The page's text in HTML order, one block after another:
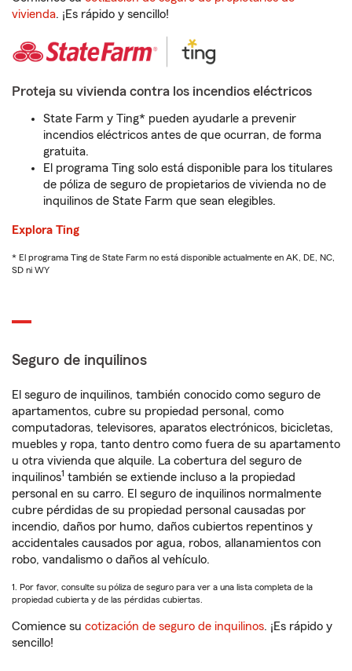
vivienda. ¡Es rápido y sencillo!
Proteja su vivienda contra los incendios eléctricos
State Farm y Ting* pueden ayudarle a prevenir
incendios eléctricos antes de que ocurran, de forma
gratuita.
El programa Ting solo está disponible para los titulares
de póliza de seguro de propietarios de vivienda no de
inquilinos de State Farm que sean elegibles.
Explora Ting
* El programa Ting de State Farm no está disponible actualmente en AK, DE, NC,
SD ni WY
Seguro de inquilinos
El seguro de inquilinos, también conocido como seguro de
apartamentos, cubre su propiedad personal, como
computadoras, televisores, aparatos electrónicos, bicicletas,
muebles y ropa, tanto dentro como fuera de su apartamento
u otra vivienda que alquile. La cobertura del seguro de
inquilinos1 también se extiende incluso a la propiedad
personal en su carro. El seguro de inquilinos normalmente
cubre pérdidas de su propiedad personal causadas por
incendio, daños por humo, daños cubiertos repentinos y
accidentales causados por agua, robos, allanamientos con
robo, vandalismo o daños al vehículo.
1. Por favor, consulte su póliza de seguro para ver a una lista completa de la
propiedad cubierta y de las pérdidas cubiertas.
Comience su cotización de seguro de inquilinos. ¡Es rápido y
sencillo!